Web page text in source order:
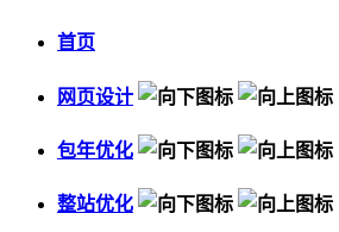
首页
网页设计
包年优化
整站优化